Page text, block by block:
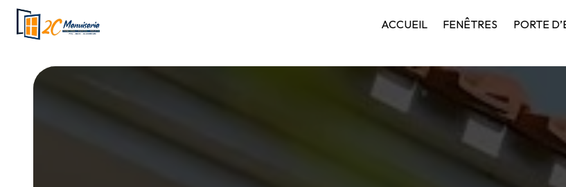
ACCUEIL FENÊTRES PORTE
Panneau de gestion des cookies